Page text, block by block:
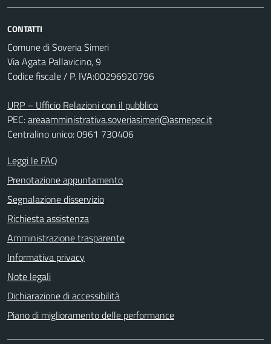
CONTATTI
Comune di Soveria Simeri
Via Agata Pallavicino, 9
Codice fiscale / P. IVA:00296920796
URP – Ufficio Relazioni con il pubblico
PEC:areaamministrativa.soveriasimeri@asmepec.it
Centralino unico: 0961 730406
Leggi le FAQ
Prenotazione appuntamento
Segnalazione disservizio
Richiesta assistenza
Amministrazione trasparente
Informativa privacy
Note legali
Dichiarazione di accessibilità
Piano di miglioramento delle performance